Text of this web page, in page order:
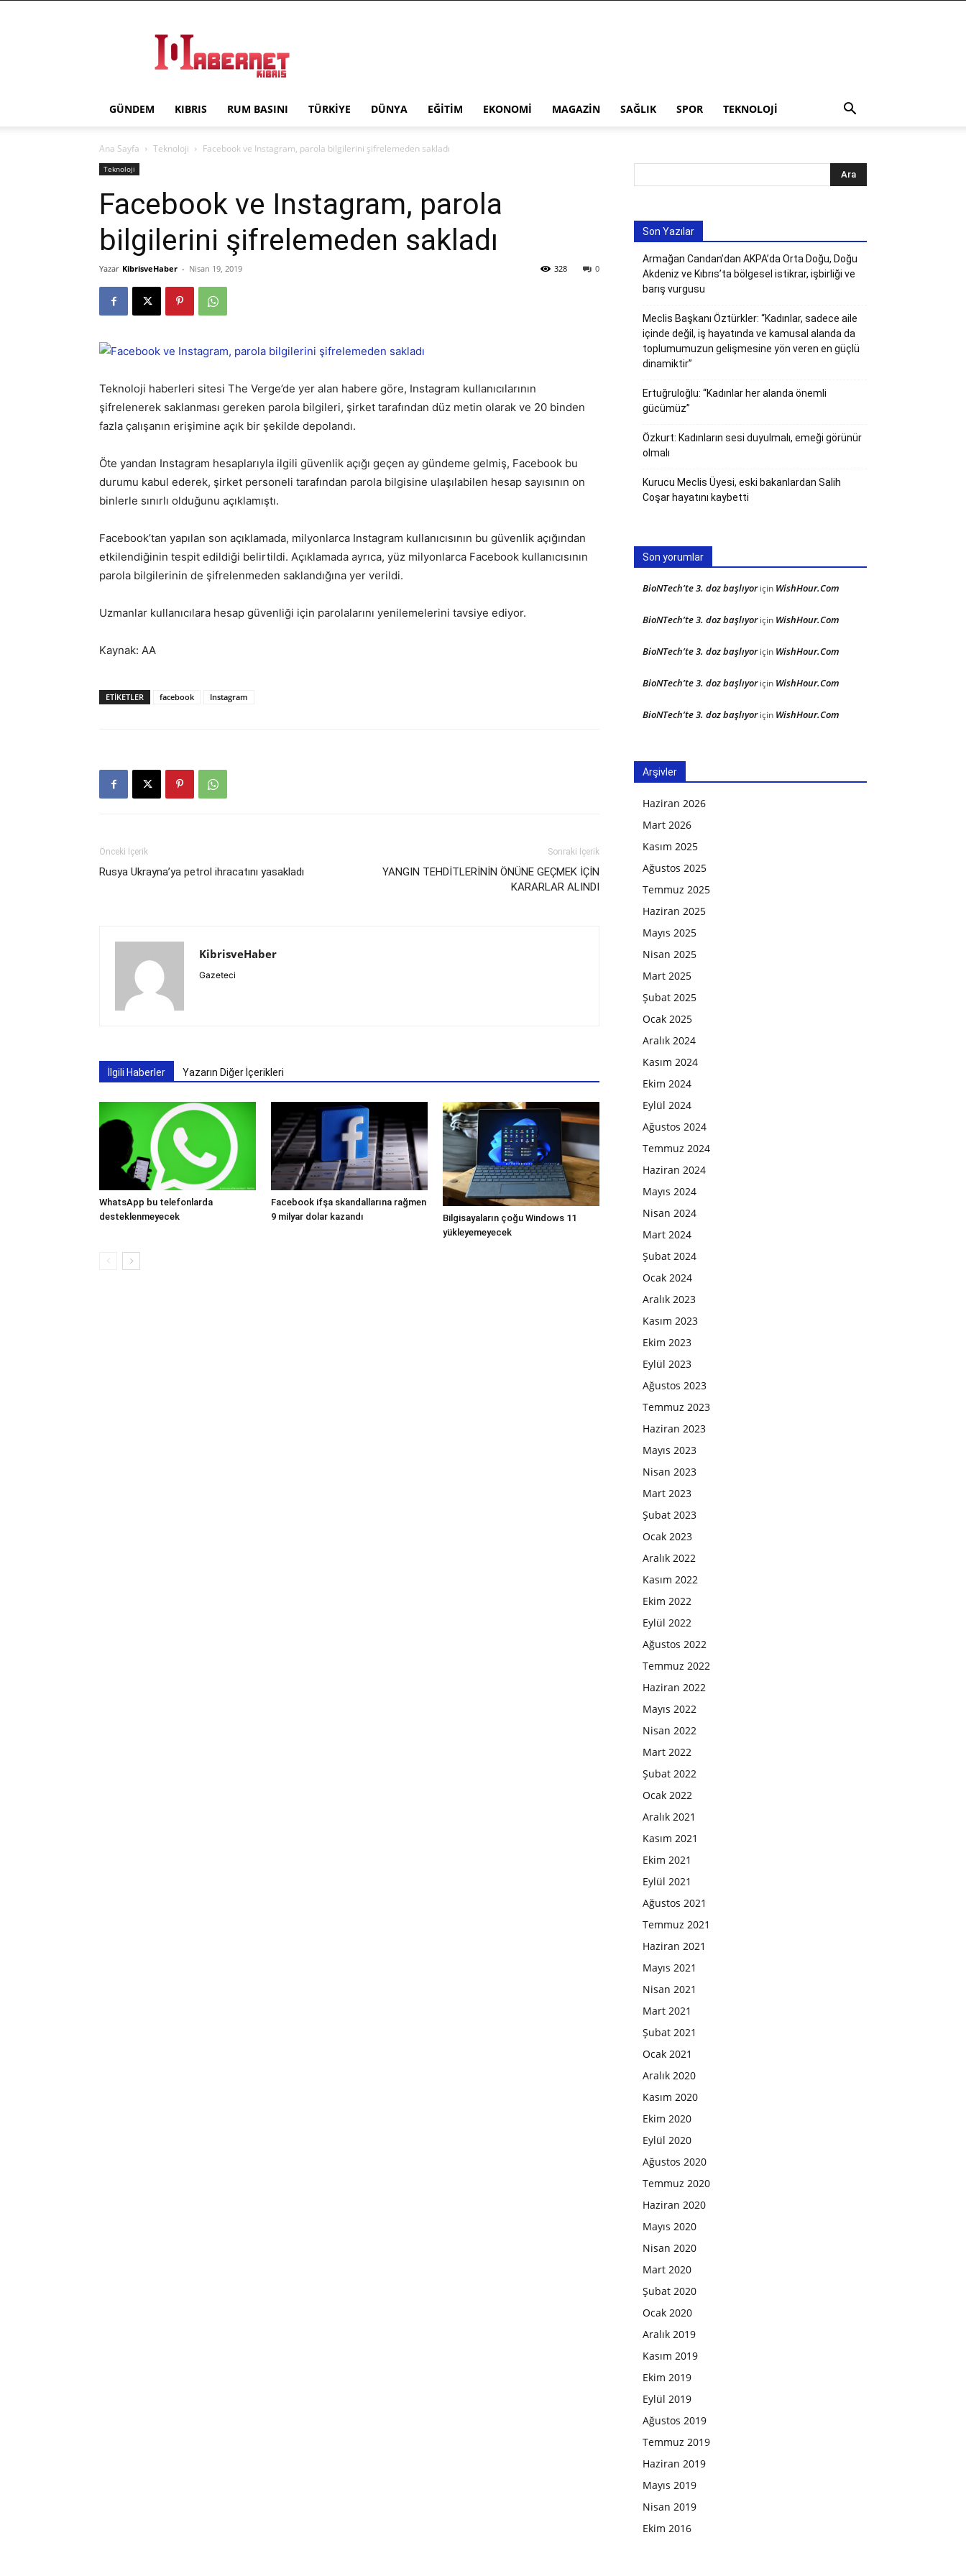
Kıbrıs
GÜNDEM KIBRIS RUM BASINI TÜRKIYE DÜNYA EĞITIM EKONOMI MAGAZIN SAĞLIK SPOR TEKNOLOJI
Ana Sayfa Teknoloji Facebook ve Instagram, parola bilgilerini şifrelemeden sakladı
Teknoloji
Facebook ve Instagram, parola
bilgilerini şifrelemeden sakladı
Yazar KibrisveHaber - Nisan 19, 2019 0
328
Teknoloji haberleri sitesi The Verge’de yer alan habere göre, Instagram kullanıcılarının
şifrelenerek saklanması gereken parola bilgileri, şirket tarafından düz metin olarak ve 20 binden
fazla çalışanın erişimine açık bir şekilde depolandı.
Öte yandan Instagram hesaplarıyla ilgili güvenlik açığı geçen ay gündeme gelmiş, Facebook bu
durumu kabul ederek, şirket personeli tarafından parola bilgisine ulaşılabilen hesap sayısının on
binlerle sınırlı olduğunu açıklamıştı.
Facebook’tan yapılan son açıklamada, milyonlarca Instagram kullanıcısının bu güvenlik açığından
etkilendiğinin tespit edildiği belirtildi. Açıklamada ayrıca, yüz milyonlarca Facebook kullanıcısının
parola bilgilerinin de şifrelenmeden saklandığına yer verildi.
Uzmanlar kullanıcılara hesap güvenliği için parolalarını yenilemelerini tavsiye ediyor.
Kaynak: AA
ETIKETLER facebook Instagram
Önceki İçerik
Rusya Ukrayna’ya petrol ihracatını yasakladı
Sonraki İçerik
YANGIN TEHDİTLERİNİN ÖNÜNE GEÇMEK İÇİN
KARARLAR ALINDI
KibrisveHaber
Gazeteci
İlgili Haberler Yazarın Diğer İçerikleri
WhatsApp bu telefonlarda
desteklenmeyecek
Facebook ifşa skandallarına rağmen
9 milyar dolar kazandı
Bilgisayaların çoğu Windows 11
yükleyemeyecek
Son Yazılar
Armağan Candan’dan AKPA’da Orta Doğu, Doğu
Akdeniz ve Kıbrıs’ta bölgesel istikrar, işbirliği ve
barış vurgusu
Meclis Başkanı Öztürkler: “Kadınlar, sadece aile
içinde değil, iş hayatında ve kamusal alanda da
toplumumuzun gelişmesine yön veren en güçlü
dinamiktir”
Ertuğruloğlu: “Kadınlar her alanda önemli
gücümüz”
Özkurt: Kadınların sesi duyulmalı, emeği görünür
olmalı
Kurucu Meclis Üyesi, eski bakanlardan Salih
Coşar hayatını kaybetti
Son yorumlar
BioNTech’te 3. doz başlıyoriçin WishHour.Com
BioNTech’te 3. doz başlıyoriçin WishHour.Com
BioNTech’te 3. doz başlıyoriçin WishHour.Com
BioNTech’te 3. doz başlıyoriçin WishHour.Com
BioNTech’te 3. doz başlıyoriçin WishHour.Com
Arşivler
Haziran 2026
Mart 2026
Kasım 2025
Ağustos 2025
Temmuz 2025
Haziran 2025
Mayıs 2025
Nisan 2025
Mart 2025
Şubat 2025
Ocak 2025
Aralık 2024
Kasım 2024
Ekim 2024
Eylül 2024
Ağustos 2024
Temmuz 2024
Haziran 2024
Mayıs 2024
Nisan 2024
Mart 2024
Şubat 2024
Ocak 2024
Aralık 2023
Kasım 2023
Ekim 2023
Eylül 2023
Ağustos 2023
Temmuz 2023
Haziran 2023
Mayıs 2023
Nisan 2023
Mart 2023
Şubat 2023
Ocak 2023
Aralık 2022
Kasım 2022
Ekim 2022
Eylül 2022
Ağustos 2022
Temmuz 2022
Haziran 2022
Mayıs 2022
Nisan 2022
Mart 2022
Şubat 2022
Ocak 2022
Aralık 2021
Kasım 2021
Ekim 2021
Eylül 2021
Ağustos 2021
Temmuz 2021
Haziran 2021
Mayıs 2021
Nisan 2021
Mart 2021
Şubat 2021
Ocak 2021
Aralık 2020
Kasım 2020
Ekim 2020
Eylül 2020
Ağustos 2020
Temmuz 2020
Haziran 2020
Mayıs 2020
Nisan 2020
Mart 2020
Şubat 2020
Ocak 2020
Aralık 2019
Kasım 2019
Ekim 2019
Eylül 2019
Ağustos 2019
Temmuz 2019
Haziran 2019
Mayıs 2019
Nisan 2019
Ekim 2016